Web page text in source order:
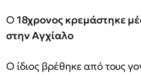
Ο18χρονος κρεμάστηκε
στην Αγχίαλο
Ο ίδιος βρέθηκε από τους